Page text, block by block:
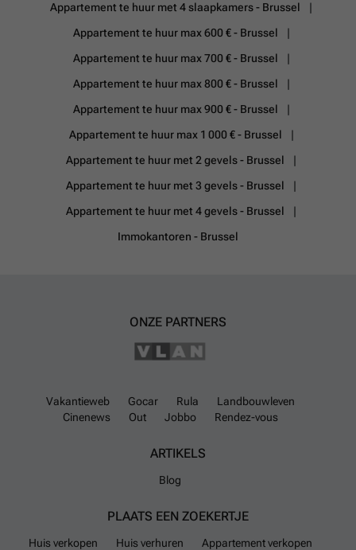
Appartement te huur met 4 slaapkamers - Brussel
Appartement te huur max 600 € - Brussel
Appartement te huur max 700 € - Brussel
Appartement te huur max 800 € - Brussel
Appartement te huur max 900 € - Brussel
Appartement te huur max 1 000 € - Brussel
Appartement te huur met 2 gevels - Brussel
Appartement te huur met 3 gevels - Brussel
Appartement te huur met 4 gevels - Brussel
Immokantoren - Brussel
ONZE PARTNERS
Vakantieweb Gocar Rula
Landbouwleven
Cinenews
Out Jobbo Rendez-vous
ARTIKELS
Blog
PLAATS EEN ZOEKERTJE
Huis verkopen Huis verhuren
Appartement verkopen